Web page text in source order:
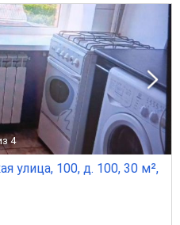
4
улица, 100, д. 100, 30 м²,